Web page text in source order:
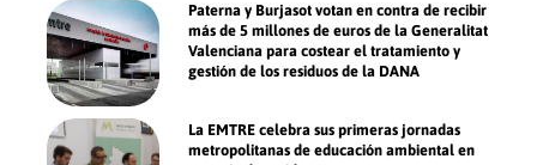
Paterna y Burjasot votan en contra de recibir
más de 5 millones de euros de la Generalitat
Valenciana para costear el tratamiento y
gestión de los residuos de la DANA
La EMTRE celebra sus primeras jornadas
metropolitanas de educación ambiental en